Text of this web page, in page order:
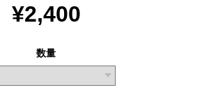
¥2,400
数量